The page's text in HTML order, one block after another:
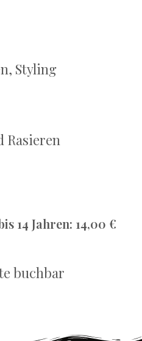
Styling
Rasieren
14 Jahren: 14,00 €
buchbar